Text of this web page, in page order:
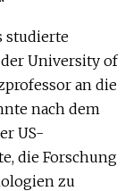
studierte
University of
an die
nach dem
US-
die Forschung
zu